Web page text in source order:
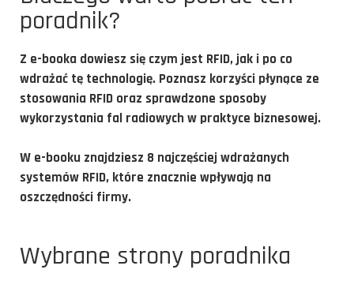
poradnik?
Z e-booka dowiesz się czym jest RFID, jak i po co
wdrażać tę technologię. Poznasz korzyści płynące ze
stosowania RFID oraz sprawdzone sposoby
wykorzystania fal radiowych w praktyce biznesowej.
W e-booku znajdziesz 8 najczęściej wdrażanych
systemów RFID, które znacznie wpływają na
oszczędności firmy.
Wybrane strony poradnika